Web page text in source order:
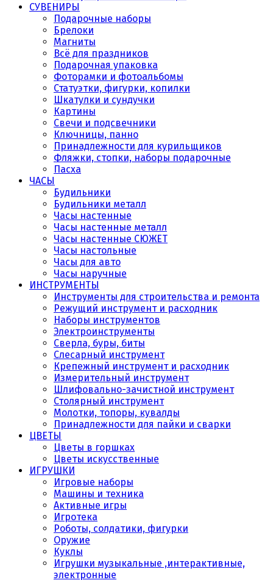
СУВЕНИРЫ
Подарочные наборы
Брелоки
Магниты
Всё для праздников
Подарочная упаковка
Фоторамки и фотоальбомы
Статуэтки, фигурки, копилки
Шкатулки и сундучки
Картины
Свечи и подсвечники
Ключницы, панно
Принадлежности для курильщиков
Фляжки, стопки, наборы подарочные
Пасха
ЧАСЫ
Будильники
Будильники металл
Часы настенные
Часы настенные металл
Часы настенные СЮЖЕТ
Часы настольные
Часы для авто
Часы наручные
ИНСТРУМЕНТЫ
Инструменты для строительства и ремонта
Режущий инструмент и расходник
Наборы инструментов
Электроинструменты
Сверла, буры, биты
Слесарный инструмент
Крепежный инструмент и расходник
Измерительный инструмент
Шлифовально-зачистной инструмент
Столярный инструмент
Молотки, топоры, кувалды
Принадлежности для пайки и сварки
ЦВЕТЫ
Цветы в горшках
Цветы искусственные
ИГРУШКИ
Игровые наборы
Машины и техника
Активные игры
Игротека
Роботы, солдатики, фигурки
Оружие
Куклы
Игрушки музыкальные ,интерактивные,
электронные